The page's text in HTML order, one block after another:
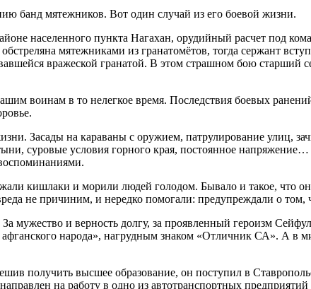
банд мятежников. Вот один случай из его боевой жизни.
населенного пункта Нагахан, орудийный расчет под
мятежниками из гранатомётов, тогда сержант
вражеской гранатой. В этом страшном бою
воинам в то нелегкое время. Последствия боевых
Засады на караваны с оружием, патрулирование улиц,
суровые условия горного края, постоянное
кишлаки и морили людей голодом. Бывало и такое, что
не причиним, и нередко помогали: предупреждали о том,
мужество и верность долгу, за проявленный героизм
афганского народа», нагрудным знаком «Отличник СА». А
получить высшее образование, он поступил в
на работу в одно из автотранспортных